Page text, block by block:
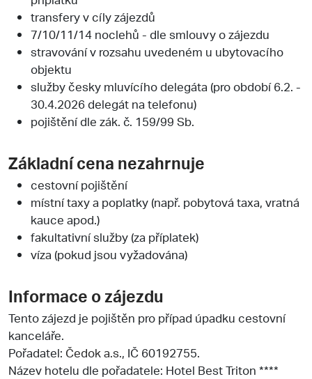
transfery v cíly zájezdů
7/10/11/14 noclehů - dle smlouvy o zájezdu
stravování v rozsahu uvedeném u ubytovacího
objektu
služby česky mluvícího delegáta (pro období 6.2. -
30.4.2026 delegát na telefonu)
pojištění dle zák. č. 159/99 Sb.
Základní cena nezahrnuje
cestovní pojištění
místní taxy a poplatky (např. pobytová taxa, vratná
kauce apod.)
fakultativní služby (za příplatek)
víza (pokud jsou vyžadována)
Informace o zájezdu
Tento zájezd je pojištěn pro případ úpadku cestovní
kanceláře.
Pořadatel: Čedok a.s., IČ 60192755.
Název hotelu dle pořadatele: Hotel Best Triton ****